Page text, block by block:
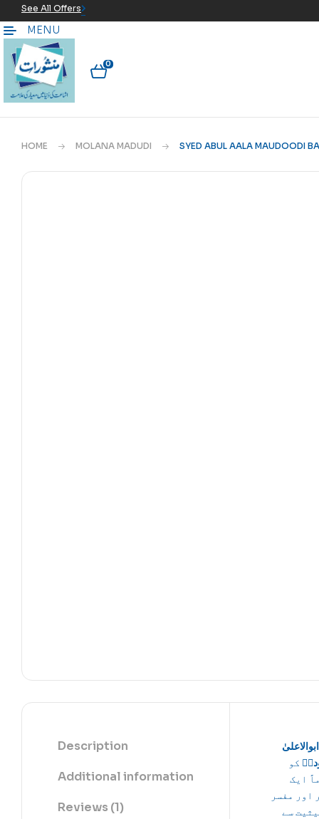
See All Offers
MENU
0
HOME MOLANA MADUDI SYED ABUL AALA MAUDOODI
Description
Additional information
Reviews (1)
کو
ایک
اور مفسر
سے